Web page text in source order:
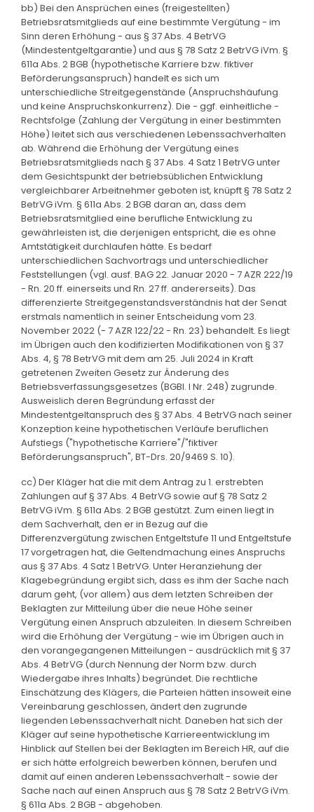
bb) Bei den Ansprüchen eines (freigestellten)
Betriebsratsmitglieds auf eine bestimmte Vergütung - im
Sinn deren Erhöhung - aus § 37 Abs. 4 BetrVG
(Mindestentgeltgarantie) und aus § 78 Satz 2 BetrVG iVm. §
611a Abs. 2 BGB (hypothetische Karriere bzw. fiktiver
Beförderungsanspruch) handelt es sich um
unterschiedliche Streitgegenstände (Anspruchshäufung
und keine Anspruchskonkurrenz). Die - ggf. einheitliche -
Rechtsfolge (Zahlung der Vergütung in einer bestimmten
Höhe) leitet sich aus verschiedenen Lebenssachverhalten
ab. Während die Erhöhung der Vergütung eines
Betriebsratsmitglieds nach § 37 Abs. 4 Satz 1 BetrVG unter
dem Gesichtspunkt der betriebsüblichen Entwicklung
vergleichbarer Arbeitnehmer geboten ist, knüpft § 78 Satz 2
BetrVG iVm. § 611a Abs. 2 BGB daran an, dass dem
Betriebsratsmitglied eine berufliche Entwicklung zu
gewährleisten ist, die derjenigen entspricht, die es ohne
Amtstätigkeit durchlaufen hätte. Es bedarf
unterschiedlichen Sachvortrags und unterschiedlicher
Feststellungen (vgl. ausf. BAG 22. Januar 2020 - 7 AZR 222/19
- Rn. 20 ff. einerseits und Rn. 27 ff. andererseits). Das
differenzierte Streitgegenstandsverständnis hat der Senat
erstmals namentlich in seiner Entscheidung vom 23.
November 2022 (- 7 AZR 122/22 - Rn. 23) behandelt. Es liegt
im Übrigen auch den kodifizierten Modifikationen von § 37
Abs. 4, § 78 BetrVG mit dem am 25. Juli 2024 in Kraft
getretenen Zweiten Gesetz zur Änderung des
Betriebsverfassungsgesetzes (BGBl. I Nr. 248) zugrunde.
Ausweislich deren Begründung erfasst der
Mindestentgeltanspruch des § 37 Abs. 4 BetrVG nach seiner
Konzeption keine hypothetischen Verläufe beruflichen
Aufstiegs ("hypothetische Karriere"/"fiktiver
Beförderungsanspruch", BT-Drs. 20/9469 S. 10).
cc) Der Kläger hat die mit dem Antrag zu 1. erstrebten
Zahlungen auf § 37 Abs. 4 BetrVG sowie auf § 78 Satz 2
BetrVG iVm. § 611a Abs. 2 BGB gestützt. Zum einen liegt in
dem Sachverhalt, den er in Bezug auf die
Differenzvergütung zwischen Entgeltstufe 11 und Entgeltstufe
17 vorgetragen hat, die Geltendmachung eines Anspruchs
aus § 37 Abs. 4 Satz 1 BetrVG. Unter Heranziehung der
Klagebegründung ergibt sich, dass es ihm der Sache nach
darum geht, (vor allem) aus dem letzten Schreiben der
Beklagten zur Mitteilung über die neue Höhe seiner
Vergütung einen Anspruch abzuleiten. In diesem Schreiben
wird die Erhöhung der Vergütung - wie im Übrigen auch in
den vorangegangenen Mitteilungen - ausdrücklich mit § 37
Abs. 4 BetrVG (durch Nennung der Norm bzw. durch
Wiedergabe ihres Inhalts) begründet. Die rechtliche
Einschätzung des Klägers, die Parteien hätten insoweit eine
Vereinbarung geschlossen, ändert den zugrunde
liegenden Lebenssachverhalt nicht. Daneben hat sich der
Kläger auf seine hypothetische Karriereentwicklung im
Hinblick auf Stellen bei der Beklagten im Bereich HR, auf die
er sich hätte erfolgreich bewerben können, berufen und
damit auf einen anderen Lebenssachverhalt - sowie der
Sache nach auf einen Anspruch aus § 78 Satz 2 BetrVG iVm.
§ 611a Abs. 2 BGB - abgehoben.